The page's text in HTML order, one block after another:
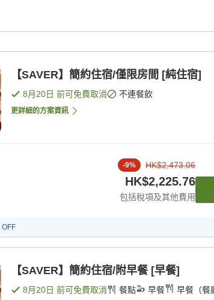
【SAVER】簡約住宿/僅限房間 [純住宿]
8月20日 前可免費取消 不連餐飲
更詳細的方案資訊
-9% HK$2,473.06
HK$2,225.76
包括稅項及其他費用
OFF
【SAVER】簡約住宿/附早餐 [早餐]
8月20日 前可免費取消 餐點 早餐 早餐（餐